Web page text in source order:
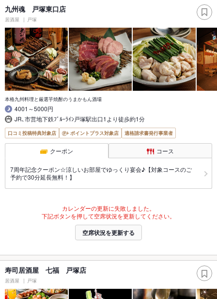
九州魂 戸塚東口店
居酒屋 戸塚
本格九州料理と厳選芋焼酎のうまかもん酒場
4001～5000円
JR､市営地下鉄ﾌﾞﾙｰﾗｲﾝ戸塚駅出口1より徒歩約1分
口コミ投稿特典対象店 ポイントプラス対象店 適格請求書発行事業者
クーポン コース
7周年記念クーポン☆涼しいお部屋でゆっくり宴会♪【対象コースのご
予約で30分延長無料！】
カレンダーの更新に失敗しました。
下記ボタンを押して空席状況を更新してください。
空席状況を更新する
寿司居酒屋 七福 戸塚店
居酒屋 戸塚